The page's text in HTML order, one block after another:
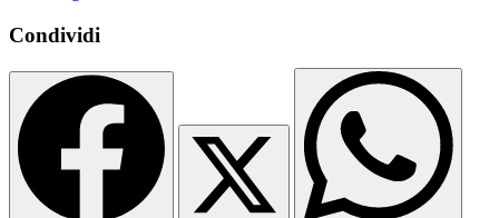
Condividi